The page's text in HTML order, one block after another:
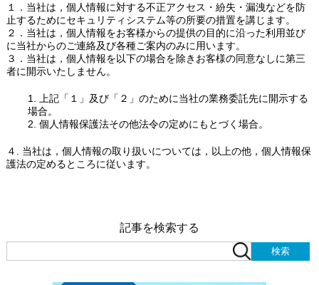
１．当社は，個人情報に対する不正アクセス・紛失・漏洩などを防
止するためにセキュリティシステム等の所要の措置を講じます。
２．当社は，個人情報をお客様からの提供の目的に沿った利用並び
に当社からのご連絡及び各種ご案内のみに用います。
３．当社は，個人情報を以下の場合を除きお客様の同意なしに第三
者に開示いたしません。
1. 上記「１」及び「２」のために当社の業務委託先に開示する
場合。
2. 個人情報保護法その他法令の定めにもとづく場合。
４. 当社は，個人情報の取り扱いについては，以上の他，個人情報保
護法の定めるところに従います。
記事を検索する